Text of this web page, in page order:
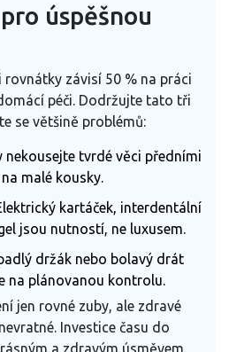
úspěšnou
rovnátky závisí 50 % na práci
péči. Dodržujte tato tři
se většině problémů:
nekousejte tvrdé věci předními
malé kousky.
kartáček, interdentální
jsou nutností, ne luxusem.
držák nebo bolavý drát
na plánovanou kontrolu.
jen rovné zuby, ale zdravé
Investice času do
a zdravým úsměvem